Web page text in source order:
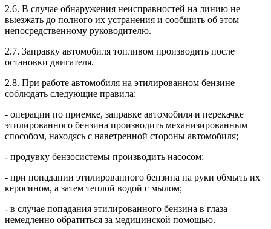
2.6. В случае обнаружения неисправностей на линию не
выезжать до полного их устранения и сообщить об этом
непосредственному руководителю.
2.7. Заправку автомобиля топливом производить после
остановки двигателя.
2.8. При работе автомобиля на этилированном бензине
соблюдать следующие правила:
- операции по приемке, заправке автомобиля и перекачке
этилированного бензина производить механизированным
способом, находясь с наветренной стороны автомобиля;
- продувку бензосистемы производить насосом;
- при попадании этилированного бензина на руки обмыть их
керосином, а затем теплой водой с мылом;
- в случае попадания этилированного бензина в глаза
немедленно обратиться за медицинской помощью.